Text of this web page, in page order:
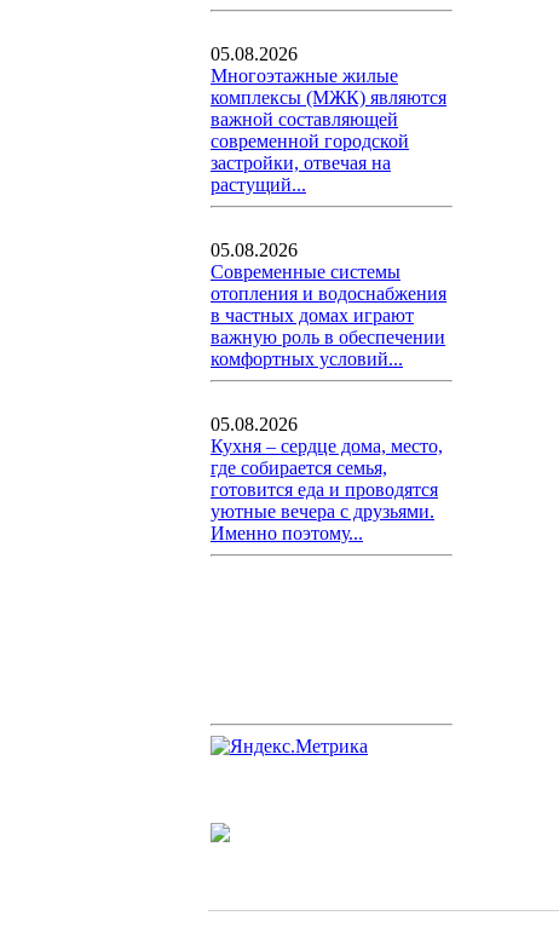
05.08.2026
Многоэтажные жилые
комплексы (МЖК) являются
важной составляющей
современной городской
застройки, отвечая на
растущий...
05.08.2026
Современные системы
отопления и водоснабжения
в частных домах играют
важную роль в обеспечении
комфортных условий...
05.08.2026
Кухня – сердце дома, место,
где собирается семья,
готовится еда и проводятся
уютные вечера с друзьями.
Именно поэтому...